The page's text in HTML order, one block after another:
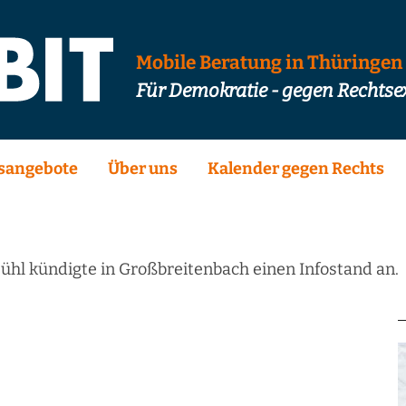
Mobile Beratung in Thüringen
Für Demokratie - gegen
Über uns Kalender gegen Rechts
kündigte in Großbreitenbach einen Infostand an.